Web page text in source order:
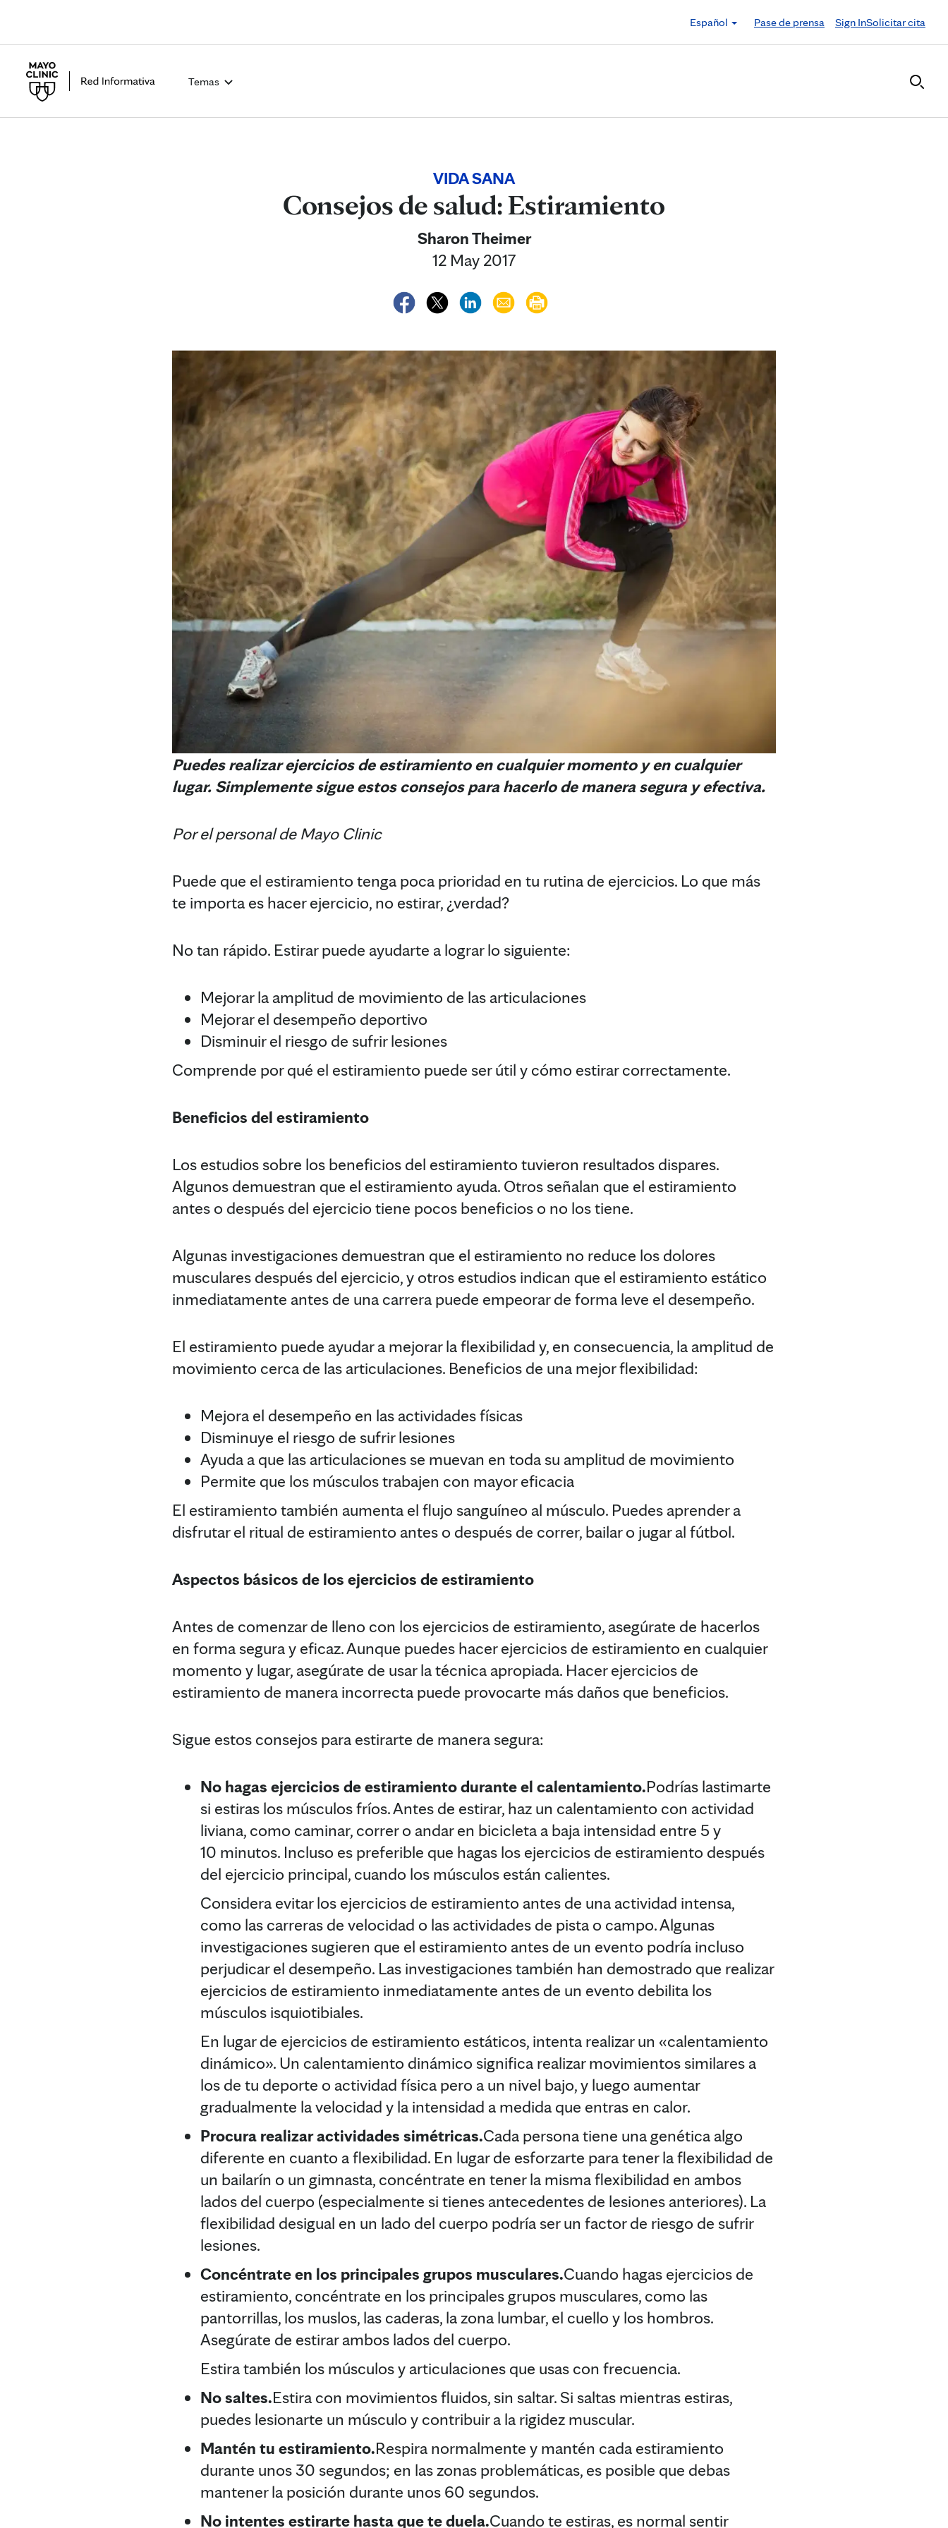
Español
Pase de prensa Sign InSolicitar cita
Temas
VIDA SANA
Consejos de salud: Estiramiento
Sharon Theimer
12 May 2017
Puedes realizar ejercicios de estiramiento en cualquier momento y en cualquier
lugar. Simplemente sigue estos consejos para hacerlo de manera segura y efectiva.
Por el personal de Mayo Clinic
Puede que el estiramiento tenga poca prioridad en tu rutina de ejercicios. Lo que más
te importa es hacer ejercicio, no estirar, ¿verdad?
No tan rápido. Estirar puede ayudarte a lograr lo siguiente:
Mejorar la amplitud de movimiento de las articulaciones
Mejorar el desempeño deportivo
Disminuir el riesgo de sufrir lesiones
Comprende por qué el estiramiento puede ser útil y cómo estirar correctamente.
Beneficios del estiramiento
Los estudios sobre los beneficios del estiramiento tuvieron resultados dispares.
Algunos demuestran que el estiramiento ayuda. Otros señalan que el estiramiento
antes o después del ejercicio tiene pocos beneficios o no los tiene.
Algunas investigaciones demuestran que el estiramiento no reduce los dolores
musculares después del ejercicio, y otros estudios indican que el estiramiento estático
inmediatamente antes de una carrera puede empeorar de forma leve el desempeño.
El estiramiento puede ayudar a mejorar la flexibilidad y, en consecuencia, la amplitud de
movimiento cerca de las articulaciones. Beneficios de una mejor flexibilidad:
Mejora el desempeño en las actividades físicas
Disminuye el riesgo de sufrir lesiones
Ayuda a que las articulaciones se muevan en toda su amplitud de movimiento
Permite que los músculos trabajen con mayor eficacia
El estiramiento también aumenta el flujo sanguíneo al músculo. Puedes aprender a
disfrutar el ritual de estiramiento antes o después de correr, bailar o jugar al fútbol.
Aspectos básicos de los ejercicios de estiramiento
Antes de comenzar de lleno con los ejercicios de estiramiento, asegúrate de hacerlos
en forma segura y eficaz. Aunque puedes hacer ejercicios de estiramiento en cualquier
momento y lugar, asegúrate de usar la técnica apropiada. Hacer ejercicios de
estiramiento de manera incorrecta puede provocarte más daños que beneficios.
Sigue estos consejos para estirarte de manera segura:
No hagas ejercicios de estiramiento durante el calentamiento.Podrías lastimarte
si estiras los músculos fríos. Antes de estirar, haz un calentamiento con actividad
liviana, como caminar, correr o andar en bicicleta a baja intensidad entre 5 y
10 minutos. Incluso es preferible que hagas los ejercicios de estiramiento después
del ejercicio principal, cuando los músculos están calientes.
Considera evitar los ejercicios de estiramiento antes de una actividad intensa,
como las carreras de velocidad o las actividades de pista o campo. Algunas
investigaciones sugieren que el estiramiento antes de un evento podría incluso
perjudicar el desempeño. Las investigaciones también han demostrado que realizar
ejercicios de estiramiento inmediatamente antes de un evento debilita los
músculos isquiotibiales.
En lugar de ejercicios de estiramiento estáticos, intenta realizar un «calentamiento
dinámico». Un calentamiento dinámico significa realizar movimientos similares a
los de tu deporte o actividad física pero a un nivel bajo, y luego aumentar
gradualmente la velocidad y la intensidad a medida que entras en calor.
Procura realizar actividades simétricas.Cada persona tiene una genética algo
diferente en cuanto a flexibilidad. En lugar de esforzarte para tener la flexibilidad de
un bailarín o un gimnasta, concéntrate en tener la misma flexibilidad en ambos
lados del cuerpo (especialmente si tienes antecedentes de lesiones anteriores). La
flexibilidad desigual en un lado del cuerpo podría ser un factor de riesgo de sufrir
lesiones.
Concéntrate en los principales grupos musculares.Cuando hagas ejercicios de
estiramiento, concéntrate en los principales grupos musculares, como las
pantorrillas, los muslos, las caderas, la zona lumbar, el cuello y los hombros.
Asegúrate de estirar ambos lados del cuerpo.
Estira también los músculos y articulaciones que usas con frecuencia.
No saltes.Estira con movimientos fluidos, sin saltar. Si saltas mientras estiras,
puedes lesionarte un músculo y contribuir a la rigidez muscular.
Mantén tu estiramiento.Respira normalmente y mantén cada estiramiento
durante unos 30 segundos; en las zonas problemáticas, es posible que debas
mantener la posición durante unos 60 segundos.
No intentes estirarte hasta que te duela.Cuando te estiras, es normal sentir